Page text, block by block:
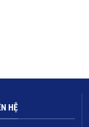
HỆ